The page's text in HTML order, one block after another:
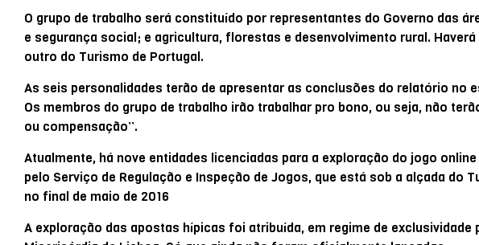
O grupo de trabalho será constituído por representantes do Governo das
e segurança social; e agricultura, florestas e desenvolvimento rural.
outro do Turismo de Portugal.
As seis personalidades terão de apresentar as conclusões do relatório no
Os membros do grupo de trabalho irão trabalhar pro bono, ou seja, não
ou compensação”.
Atualmente, há nove entidades licenciadas para a exploração do jogo
pelo Serviço de Regulação e Inspeção de Jogos, que está sob a alçada do
no final de maio de 2016
A exploração das apostas hípicas foi atribuída, em regime de exclusividade